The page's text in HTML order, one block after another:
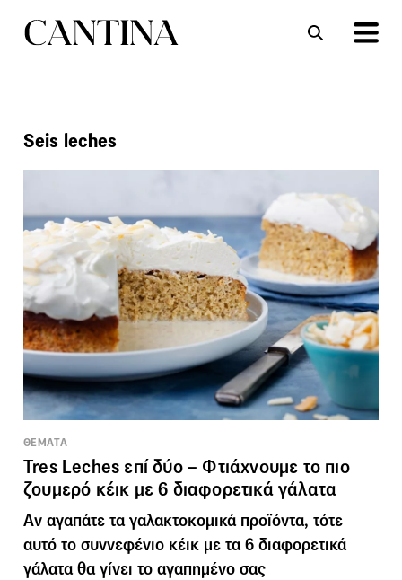
ΣΥΝΤΑΓΕΣ
Seis leches
ΘΕΜΑΤΑ
Tres Leches επί δύο – Φτιάχνουμε το πιο
ζουμερό κέικ με 6 διαφορετικά γάλατα
Αν αγαπάτε τα γαλακτοκομικά προϊόντα, τότε
αυτό το συννεφένιο κέικ με τα 6 διαφορετικά
γάλατα θα γίνει το αγαπημένο σας